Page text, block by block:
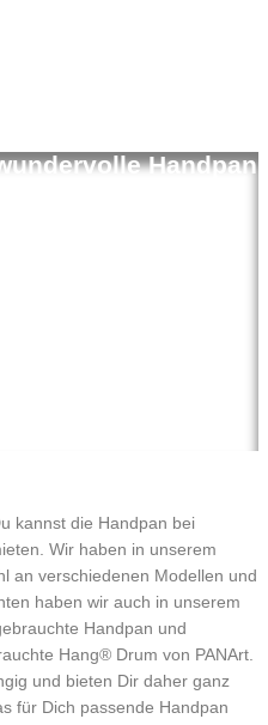
Handpan
kannst die Handpan bei
Wir haben in unserem
an verschiedenen Modellen und
haben wir auch in unserem
Handpan und
Hang® Drum von PANArt.
und bieten Dir daher ganz
für Dich passende Handpan